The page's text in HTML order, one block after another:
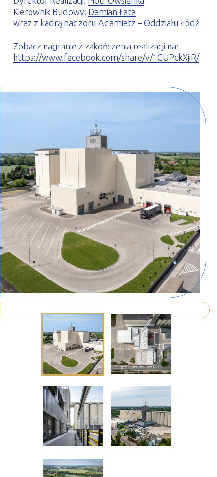
Kierownik Budowy: Damian Łata
wraz z kadrą nadzoru Adamietz – Oddziału Łódź
Zobacz nagranie z zakończenia realizacji na:
https://www.facebook.com/share/v/1CUPckXjiR/